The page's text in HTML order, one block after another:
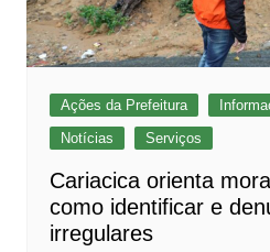
Ações da Prefeitura
Notícias
Serviços
Cariacica orienta
como identificar e
irregulares